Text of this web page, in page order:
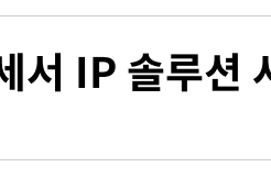
역엔 호의주의보
명 돌파
고 담벼락 붕괴
가 1.3억원
서 IP 솔루션